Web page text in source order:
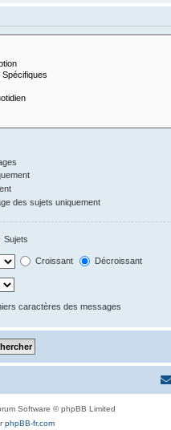
des sujets uniquement
Sujets
Croissant Décroissant
caractères des messages
Software © phpBB Limited
phpBB-fr.com